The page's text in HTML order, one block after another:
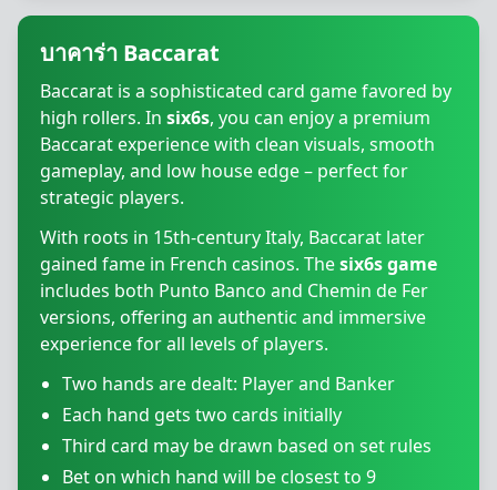
บาคาร่า Baccarat
Baccarat is a sophisticated card game favored by
high rollers. In six6s, you can enjoy a premium
Baccarat experience with clean visuals, smooth
gameplay, and low house edge – perfect for
strategic players.
With roots in 15th-century Italy, Baccarat later
gained fame in French casinos. Thesix6s game
includes both Punto Banco and Chemin de Fer
versions, offering an authentic and immersive
experience for all levels of players.
Two hands are dealt: Player and Banker
Each hand gets two cards initially
Third card may be drawn based on set rules
Bet on which hand will be closest to 9